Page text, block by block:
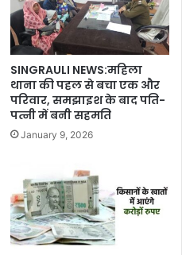
SINGRAULI NEWS:महिला
थाना की पहल से बचा एक और
परिवार, समझाइश के बाद पति-
पत्नी में बनी सहमति
January 9, 2026